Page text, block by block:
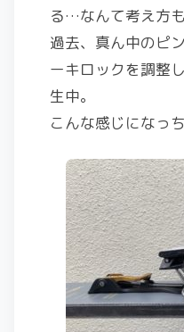
る…なんて考え方
過去、真ん中のピ
ーキロックを調整
生中。
こんな感じになっち